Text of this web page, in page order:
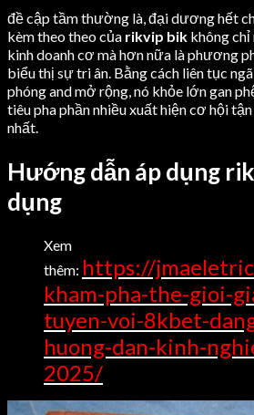
đề cập tầm thường là, đại dương hết
kèm theo theo của rikvip bik không
kinh doanh cơ mà hơn nữa là phương
biểu thị sự tri ân. Bằng cách liên tục
phóng and mở rộng, nó khỏe lớn gan
tiêu pha phần nhiều xuất hiện cơ hội
nhất.
Hướng dẫn áp dụng
dụng
Xem
thêm: https://
kham-pha-the-gioi-
tuyen-voi-8kbet-
huong-dan-kinh-
2025/